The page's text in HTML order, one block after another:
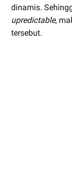
dinamis.
upredictable,
tersebut.